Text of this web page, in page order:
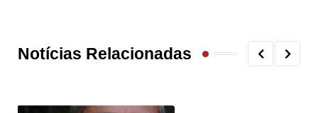
Notícias Relacionadas